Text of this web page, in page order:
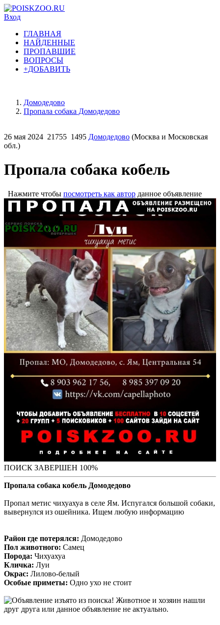
Вход
ГЛАВНАЯ
НАЙДЕННЫЕ
ПРОПАВШИЕ
ВОПРОСЫ
+ДОБАВИТЬ
Домодедово
Пропала собака Домодедово
26 мая 2024 21755 1495 Домодедово (Москва и Московская
обл.)
Пропала собака кобель
Нажмите чтобы посмотреть как автор данное объявление
ПОИСК ЗАВЕРШЕН 100%
Пропала собака кобель Домодедово
Пропал метис чихуахуа в селе Ям. Испугался большой собаки,
вывернулся из ошейника. Ищем любую информацию
Район где потерялся: Домодедово
Пол животного: Самец
Порода: Чихуахуа
Кличка: Луи
Окрас: Лилово-белый
Особые приметы: Одно ухо не стоит